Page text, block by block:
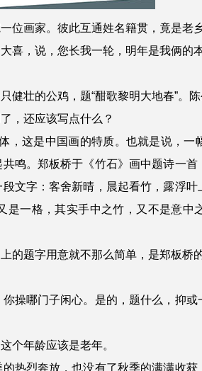
位画家。彼此互通姓名籍贯，竟是老
喜，说，您长我一轮，明年是我俩的
壮的公鸡，题“酣歌黎明大地春”。陈
，还应该写点什么？
，这是中国画的特质。也就是说，一
鸣。郑板桥于《竹石》画中题诗一
文字：客舍新晴，晨起看竹，露浮
一格，其实手中之竹，又不是意中
的题字用意就不那么简单，是郑板桥
操哪门子闲心。是的，题什么，抑
个年龄应该是老年。
热烈奔放，也没有了秋季的满满收